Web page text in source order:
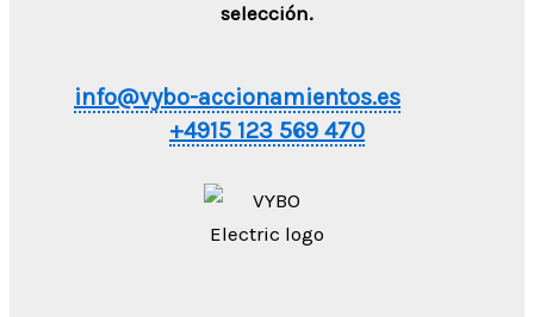
selección.
info@vybo-accionamientos.es
+4915 123 569 470